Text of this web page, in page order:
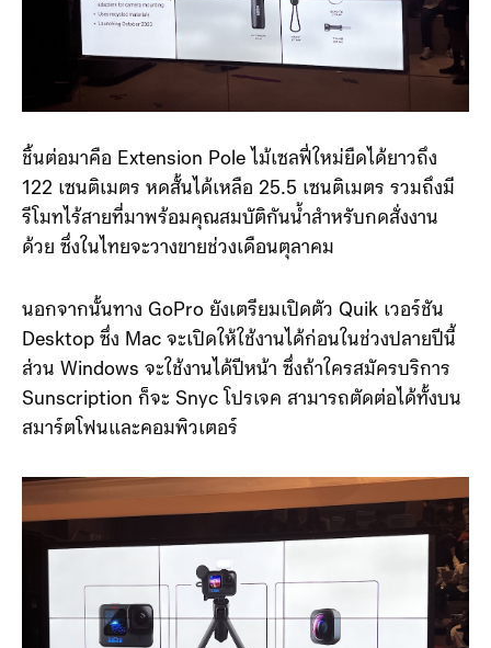
ชิ้นต่อมาคือ Extension Pole ไม้เซลฟี่ใหม่ยืดได้ยาวถึง
122 เซนติเมตร หดสั้นได้เหลือ 25.5 เซนติเมตร รวมถึงมี
รีโมทไร้สายที่มาพร้อมคุณสมบัติกันน้ำสำหรับกดสั่งงาน
ด้วย ซึ่งในไทยจะวางขายช่วงเดือนตุลาคม
นอกจากนั้นทาง GoPro ยังเตรียมเปิดตัว Quik เวอร์ชัน
Desktop ซึ่ง Mac จะเปิดให้ใช้งานได้ก่อนในช่วงปลายปีนี้
ส่วน Windows จะใช้งานได้ปีหน้า ซึ่งถ้าใครสมัครบริการ
Sunscription ก็จะ Snyc โปรเจค สามารถตัดต่อได้ทั้งบน
สมาร์ตโฟนและคอมพิวเตอร์